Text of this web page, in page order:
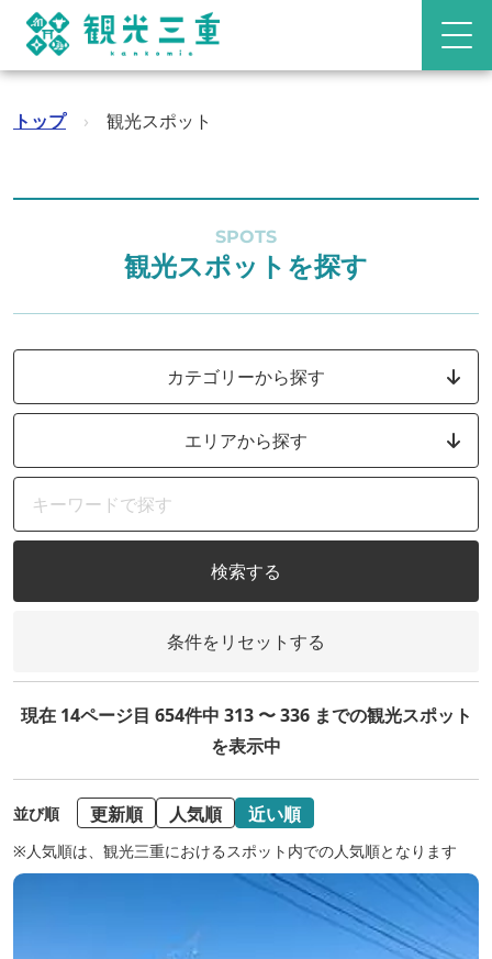
トップ › 観光スポット
SPOTS
観光スポットを探す
カテゴリーから探す
エリアから探す
検索する
条件をリセットする
現在 14ページ目 654件中 313 〜 336 までの観光スポット
を表示中
並び順 更新順 人気順 近い順
※人気順は、観光三重におけるスポット内での人気順となります